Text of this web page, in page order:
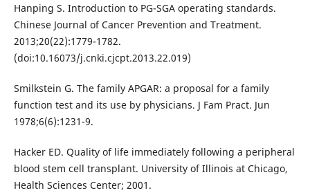
Hanping S. Introduction to PG-SGA operating standards.
Chinese Journal of Cancer Prevention and Treatment.
2013;20(22):1779-1782.
(doi:10.16073/j.cnki.cjcpt.2013.22.019)
Smilkstein G. The family APGAR: a proposal for a family
function test and its use by physicians. J Fam Pract. Jun
1978;6(6):1231-9.
Hacker ED. Quality of life immediately following a peripheral
blood stem cell transplant. University of Illinois at Chicago,
Health Sciences Center; 2001.